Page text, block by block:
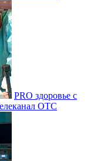
PRO здоровье с
ОТС